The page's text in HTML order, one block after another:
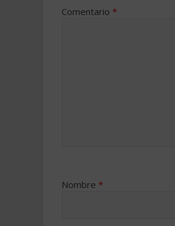
Comentario *
Nombre *